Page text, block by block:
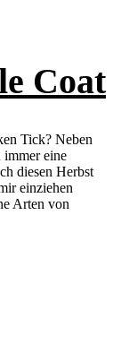
Coat
Tick? Neben
immer eine
diesen Herbst
einziehen
Arten von